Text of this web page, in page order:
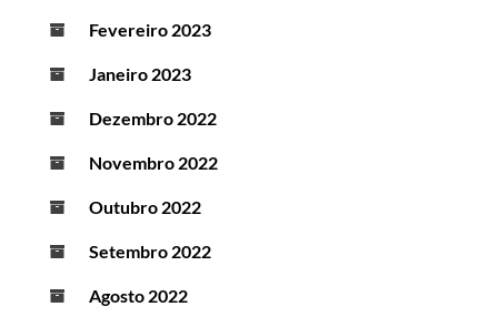
Fevereiro 2023
Janeiro 2023
Dezembro 2022
Novembro 2022
Outubro 2022
Setembro 2022
Agosto 2022